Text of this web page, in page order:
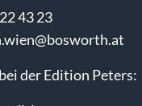
43 23
der Edition Peters: